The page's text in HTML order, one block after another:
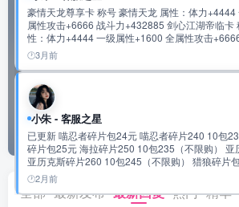
国际BT
行侠仗义
帖子 0 阅读 15
行侠仗义交流社区，攻略发布，游戏探讨，疑难杂
症！
超级版主
全部 最新发布 最新回复 热门 精华
豪情天龙尊享卡 称号 豪情天龙 属性：体力
属性攻击+6666 战斗力+432885 剑心江湖帝临卡
性：体力+4444 一级属性+1600 全属性攻击
鬼谷纵横无双卡 称号 鬼谷无双 属性：体力+5555
属性攻击+8888 战斗力+534120 云龙御世龙尊卡
性：体力+5555 一级属性+1600 全属性攻击
仗剑天府君临卡 称号 仗剑游天府 属性：体力
全属性攻击+11111 战斗力+635392 超核宗师独尊
属性：体力+6666 一级属性+1600 全属性攻击
+635392 九九至尊•绝世英杰至臻卡 称号 盛世霸
+10000 一级属性+3333 全属性攻击+9999 战斗力
帝王 属性：会心攻击+10000 一级属性+3333 全
力+720772 称号 盛世至尊 属性：会心攻击
属性攻击+9999 战斗力+720772 称号 绝世英杰 属
+20000 一级属性+6666 全属性攻击+20000 战
3月前
小朱 - 客服之星
已更新 喵忍者碎片包24元 喵忍者碎片240 10包
碎片包25元 海拉碎片250 10包235（不限购） 亚
亚历克斯碎片260 10包245（不限购） 猎狼碎片
10包255（不限购） 传说圣物速成包97元 传说圣
481（不限购） 史诗圣物速成包98元 史诗圣物碎
（不限购） 稀有圣物速成包99元 稀有圣物碎片
2月前